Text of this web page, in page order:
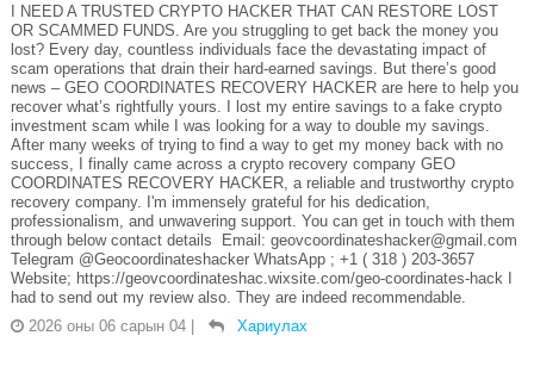
I NEED A TRUSTED CRYPTO HACKER THAT CAN RESTORE LOST
OR SCAMMED FUNDS. Are you struggling to get back the money you
lost? Every day, countless individuals face the devastating impact of
scam operations that drain their hard-earned savings. But there’s good
news – GEO COORDINATES RECOVERY HACKER are here to help you
recover what’s rightfully yours. I lost my entire savings to a fake crypto
investment scam while I was looking for a way to double my savings.
After many weeks of trying to find a way to get my money back with no
success, I finally came across a crypto recovery company GEO
COORDINATES RECOVERY HACKER, a reliable and trustworthy crypto
recovery company. I'm immensely grateful for his dedication,
professionalism, and unwavering support. You can get in touch with them
through below contact details Email: geovcoordinateshacker@gmail.com
Telegram @Geocoordinateshacker WhatsApp ; +1 ( 318 ) 203-3657
Website; https://geovcoordinateshac.wixsite.com/geo-coordinates-hack I
had to send out my review also. They are indeed recommendable.
2026 оны 06 сарын 04 | Хариулах